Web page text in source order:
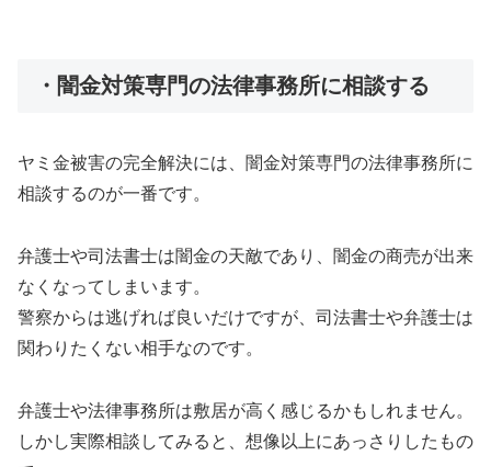
・闇金対策専門の法律事務所に相談する
ヤミ金被害の完全解決には、闇金対策専門の法律事務所に
相談するのが一番です。
弁護士や司法書士は闇金の天敵であり、闇金の商売が出来
なくなってしまいます。
警察からは逃げれば良いだけですが、司法書士や弁護士は
関わりたくない相手なのです。
弁護士や法律事務所は敷居が高く感じるかもしれません。
しかし実際相談してみると、想像以上にあっさりしたもの